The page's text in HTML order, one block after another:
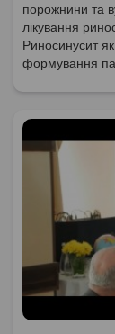
порожнини та
лікування
Риносинусит
формування
онкології.
носового
слизової